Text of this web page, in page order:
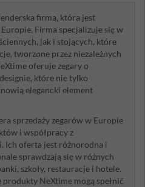
firma, która jest
Firma specjalizuje się w
jak i stojących, które
tworzone przez niezależnych
oferuje zegary o
które nie tylko
elegancki element
sprzedaży zegarów w Europie
i współpracy z
Ich oferta jest różnorodna i
sprawdzają się w różnych
szkoły, restauracje i hotele.
NeXtime mogą spełnić